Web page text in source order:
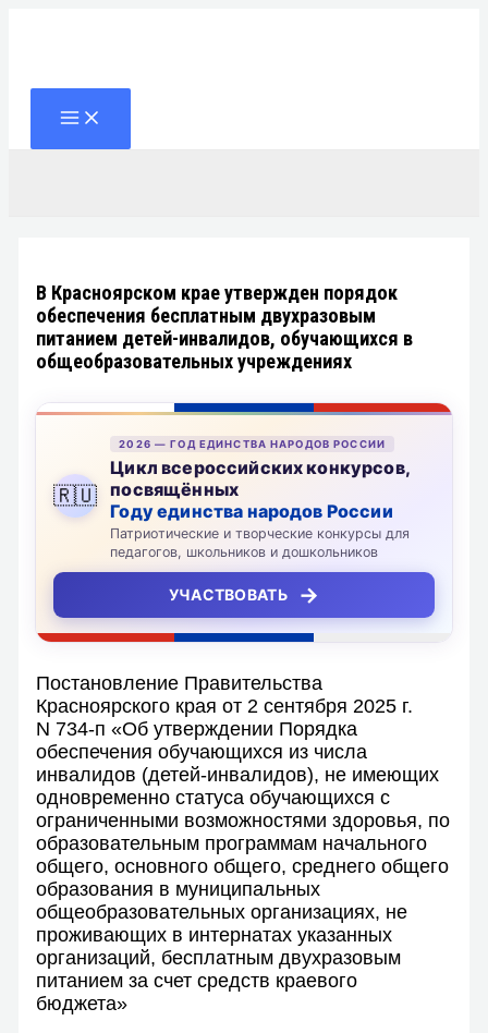
В Красноярском крае утвержден порядок
обеспечения бесплатным двухразовым
питанием детей-инвалидов, обучающихся в
общеобразовательных учреждениях
🇷🇺
2026 — ГОД ЕДИНСТВА НАРОДОВ РОССИИ
Цикл всероссийских конкурсов,
посвящённых
Году единства народов России
Патриотические и творческие конкурсы для
педагогов, школьников и дошкольников
УЧАСТВОВАТЬ →
Постановление Правительства
Красноярского края от 2 сентября 2025 г.
N 734-п «Об утверждении Порядка
обеспечения обучающихся из числа
инвалидов (детей-инвалидов), не имеющих
одновременно статуса обучающихся с
ограниченными возможностями здоровья, по
образовательным программам начального
общего, основного общего, среднего общего
образования в муниципальных
общеобразовательных организациях, не
проживающих в интернатах указанных
организаций, бесплатным двухразовым
питанием за счет средств краевого
бюджета»